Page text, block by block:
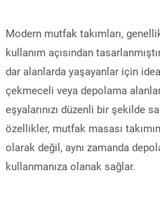
Modern mutfak takımları,
kullanım açısından
dar alanlarda yaşayanlar için
çekmeceli veya depolama
eşyalarınızı düzenli bir şekilde
özellikler, mutfak masası
olarak değil, aynı zamanda
kullanmanıza olanak sağlar.